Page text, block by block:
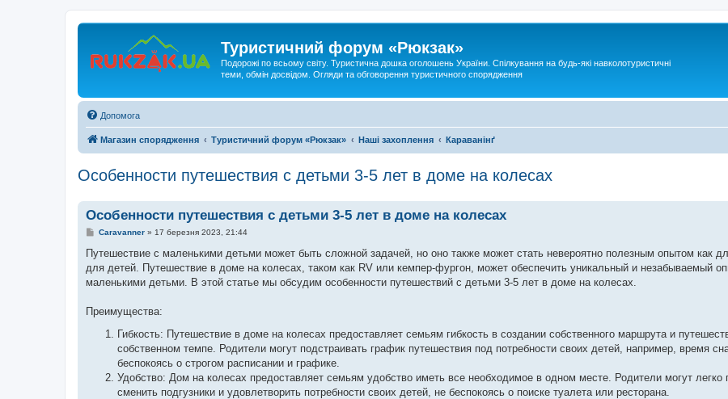
Туристичний форум «Рюкзак»
Подорожі по всьому світу. Туристична дошка оголошень України. Спілкування на будь-які навколотуристичні
теми, обмін досвідом. Огляди та обговорення туристичного спорядження
Допомога
Магазин спорядження Туристичний форум «Рюкзак» Наші захоплення Караванінґ
Особенности путешествия с детьми 3-5 лет в доме на колесах
Особенности путешествия с детьми 3-5 лет в доме на колесах
П
в
і
д
о
е
Caravanner» 17 березня 2023, 21:44
Путешествие с маленькими детьми может быть сложной задачей, но оно также может стать невероятно полезным опытом как
для детей. Путешествие в доме на колесах, таком как RV или кемпер-фургон, может обеспечить уникальный и незабываемый
маленькими детьми. В этой статье мы обсудим особенности путешествий с детьми 3-5 лет в доме на колесах.
Преимущества:
Гибкость: Путешествие в доме на колесах предоставляет семьям гибкость в создании собственного маршрута и
собственном темпе. Родители могут подстраивать график путешествия под потребности своих детей, например, время
беспокоясь о строгом расписании и графике.
Удобство: Дом на колесах предоставляет семьям удобство иметь все необходимое в одном месте. Родители могут легко
сменить подгузники и удовлетворить потребности своих детей, не беспокоясь о поиске туалета или ресторана.